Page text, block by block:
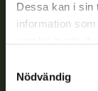
Dessa kan i sin
information
Nödvändig
Finlands
verkställs och